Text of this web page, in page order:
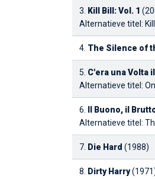
3. Kill Bill: Vol. 1
Alternatieve titel:
4. The Silence of
5. C'era una Volta
Alternatieve titel:
6. Il Buono, il
Alternatieve titel:
7. Die Hard (1988)
8. Dirty Harry